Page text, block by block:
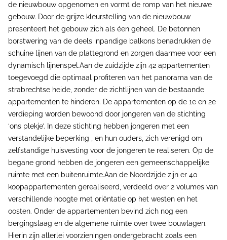
de nieuwbouw opgenomen en vormt de romp van het nieuwe
gebouw. Door de grijze kleurstelling van de nieuwbouw
presenteert het gebouw zich als éen geheel. De betonnen
borstwering van de deels inpandige balkons benadrukken de
schuine lijnen van de plattegrond en zorgen daarmee voor een
dynamisch lijnenspel.Aan de zuidzijde zijn 42 appartementen
toegevoegd die optimaal profiteren van het panorama van de
strabrechtse heide, zonder de zichtlijnen van de bestaande
appartementen te hinderen. De appartementen op de 1e en 2e
verdieping worden bewoond door jongeren van de stichting
‘ons plekje’. In deze stichting hebben jongeren met een
verstandelijke beperking , en hun ouders, zich verenigd om
zelfstandige huisvesting voor de jongeren te realiseren. Op de
begane grond hebben de jongeren een gemeenschappelijke
ruimte met een buitenruimte.Aan de Noordzijde zijn er 40
koopappartementen gerealiseerd, verdeeld over 2 volumes van
verschillende hoogte met oriëntatie op het westen en het
oosten. Onder de appartementen bevind zich nog een
bergingslaag en de algemene ruimte over twee bouwlagen.
Hierin zijn allerlei voorzieningen ondergebracht zoals een